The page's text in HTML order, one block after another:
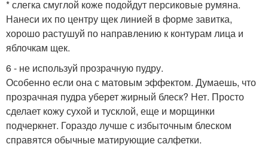
* слегка смуглой коже подойдут персиковые румяна.
Нанеси их по центру щек линией в форме завитка,
хорошо растушуй по направлению к контурам лица и
яблочкам щек.
6 - не используй прозрачную пудру.
Особенно если она с матовым эффектом. Думаешь, что
прозрачная пудра уберет жирный блеск? Нет. Просто
сделает кожу сухой и тусклой, еще и морщинки
подчеркнет. Гораздо лучше с избыточным блеском
справятся обычные матирующие салфетки.